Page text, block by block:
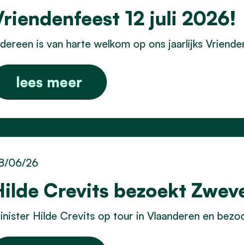
12 juli 2026!
is van harte welkom op ons jaarlijks
lees meer
Crevits bezoekt
06/26
Hilde Crevits op tour in Vlaanderen en